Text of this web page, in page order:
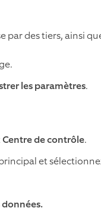
par des tiers, ainsi
les paramètres.
Centre de contrôle.
et